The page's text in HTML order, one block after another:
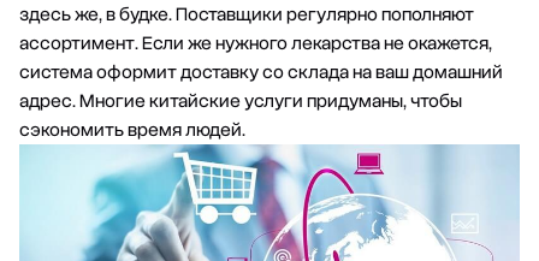
здесь же, в будке. Поставщики регулярно пополняют
ассортимент. Если же нужного лекарства не окажется,
система оформит доставку со склада на ваш домашний
адрес. Многие китайские услуги придуманы, чтобы
сэкономить время людей.